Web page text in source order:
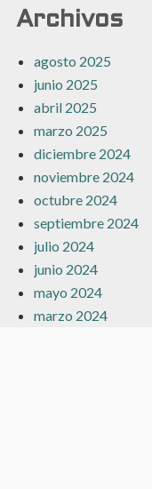
Archivos
agosto 2025
junio 2025
abril 2025
marzo 2025
diciembre 2024
noviembre 2024
octubre 2024
septiembre 2024
julio 2024
junio 2024
mayo 2024
marzo 2024